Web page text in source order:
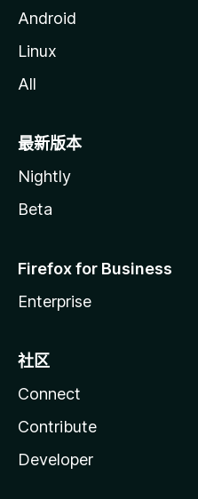
Android
Linux
All
最新版本
Nightly
Beta
Firefox for Business
Enterprise
社区
Connect
Contribute
Developer